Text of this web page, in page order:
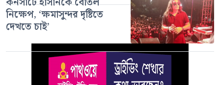
নিক্ষেপ, ‘ক্ষমাসুন্দর দৃষ্টিতে
দেখতে চাই’